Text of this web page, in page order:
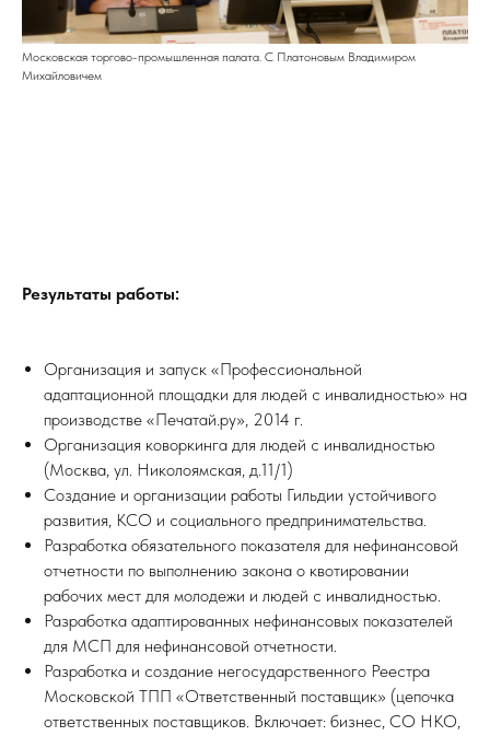
Московская торгово-промышленная палата. С Платоновым Владимиром
Михайловичем
Результаты работы:
Организация и запуск «Профессиональной
адаптационной площадки для людей с инвалидностью» на
производстве «Печатай.ру», 2014 г.
Организация коворкинга для людей с инвалидностью
(Москва, ул. Николоямская, д.11/1)
Создание и организации работы Гильдии устойчивого
развития, КСО и социального предпринимательства.
Разработка обязательного показателя для нефинансовой
отчетности по выполнению закона о квотировании
рабочих мест для молодежи и людей с инвалидностью.
Разработка адаптированных нефинансовых показателей
для МСП для нефинансовой отчетности.
Разработка и создание негосударственного Реестра
Московской ТПП «Ответственный поставщик» (цепочка
ответственных поставщиков. Включает: бизнес, СО НКО,